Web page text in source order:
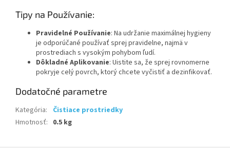
Tipy na Používanie:
Pravidelné Používanie: Na udržanie maximálnej hygieny
je odporúčané používať sprej pravidelne, najmä v
prostrediach s vysokým pohybom ľudí.
Dôkladné Aplikovanie: Uistite sa, že sprej rovnomerne
pokryje celý povrch, ktorý chcete vyčistiť a dezinfikovať.
Dodatočné parametre
Kategória:
Čistiace prostriedky
Hmotnosť: 0.5 kg